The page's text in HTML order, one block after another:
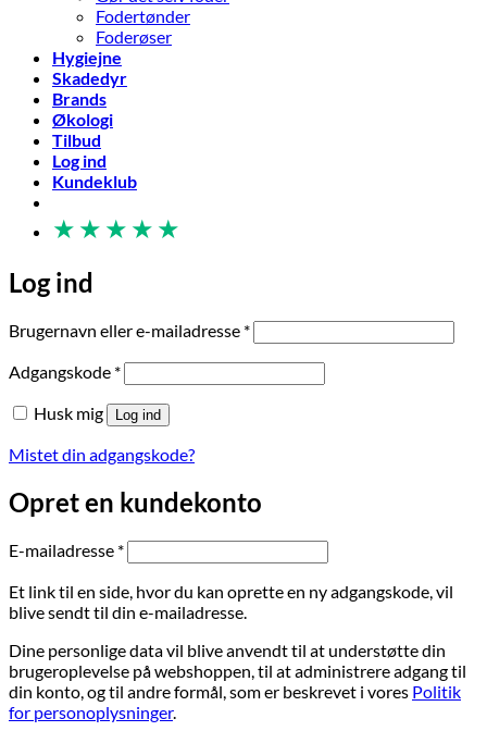
Fodertønder
Foderøser
Hygiejne
Skadedyr
Brands
Økologi
Tilbud
Log ind
Kundeklub
★ ★ ★ ★ ★
Log ind
Brugernavn eller e-mailadresse *Påkrævet
Adgangskode *Påkrævet
Husk mig Log ind
Mistet din adgangskode?
Opret en kundekonto
E-mailadresse *Påkrævet
Et link til en side, hvor du kan oprette en ny adgangskode, vil
blive sendt til din e-mailadresse.
Dine personlige data vil blive anvendt til at understøtte din
brugeroplevelse på webshoppen, til at administrere adgang til
din konto, og til andre formål, som er beskrevet i vores Politik
for personoplysninger.